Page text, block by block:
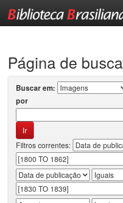
Página de busca
Buscar em:
por
Filtros correntes: